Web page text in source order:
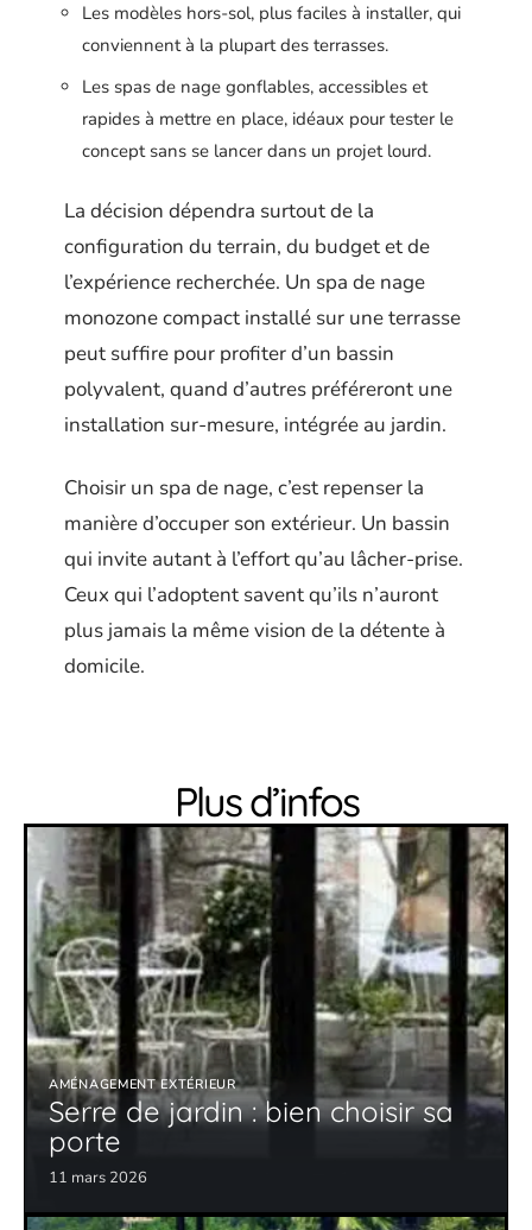
Les modèles hors-sol, plus faciles à installer, qui
conviennent à la plupart des terrasses.
Les spas de nage gonflables, accessibles et
rapides à mettre en place, idéaux pour tester le
concept sans se lancer dans un projet lourd.
La décision dépendra surtout de la
configuration du terrain, du budget et de
l’expérience recherchée. Un spa de nage
monozone compact installé sur une terrasse
peut suffire pour profiter d’un bassin
polyvalent, quand d’autres préféreront une
installation sur-mesure, intégrée au jardin.
Choisir un spa de nage, c’est repenser la
manière d’occuper son extérieur. Un bassin
qui invite autant à l’effort qu’au lâcher-prise.
Ceux qui l’adoptent savent qu’ils n’auront
plus jamais la même vision de la détente à
domicile.
Plus d’infos
AMÉNAGEMENT EXTÉRIEUR
Serre de jardin : bien choisir sa
porte
11 mars 2026